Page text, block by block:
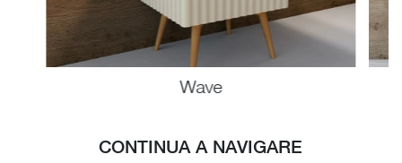
Wave
CONTINUA A NAVIGARE